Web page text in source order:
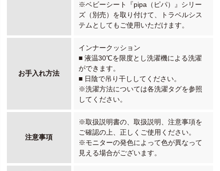
※ベビーシート『pipa（ピパ）』シリー
ズ（別売）を取り付けて、トラベルシス
テムとしてもご使用いただけます。
お手入れ方法
インナークッション
■ 液温30℃を限度とし洗濯機による洗濯
ができます。
■ 日陰で吊り干ししてください。
※洗濯方法については各洗濯タグを参照
してください。
注意事項
※取扱説明書の、取扱説明、注意事項を
ご確認の上、正しくご使用ください。
※モニターの発色によって色が異なって
見える場合がございます。